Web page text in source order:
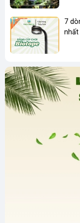
trường ẩm ướt của bể
2. Thiết kế lục lỗ
Điểm cộng lớn nhất
(lục lỗ) được bố trí
thân giá treo. Toàn
gàng, mang lại vẻ
nghiệp.
3. Tích hợp kẹp
Sản phẩm được
cùng các ốc vít cao
dàng tăng giảm độ
theo từng giai đoạn
4. Chống trơn
Phần chân kẹp tiếp
tích hợp đệm chống
7
nhất